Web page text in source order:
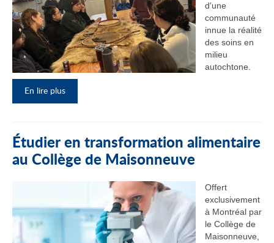
d’une
communauté
innue la réalité
des soins en
milieu
autochtone.
En lire plus
Étudier en transformation alimentaire
au Collège de Maisonneuve
Offert
exclusivement
à Montréal par
le Collège de
Maisonneuve,